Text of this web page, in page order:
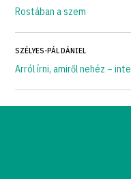
Rostában a szem
SZÉLYES-PÁL DÁNIEL
Arról írni, amiről nehéz –